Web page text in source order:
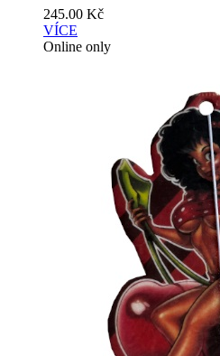
245.00 Kč
VÍCE
Online only